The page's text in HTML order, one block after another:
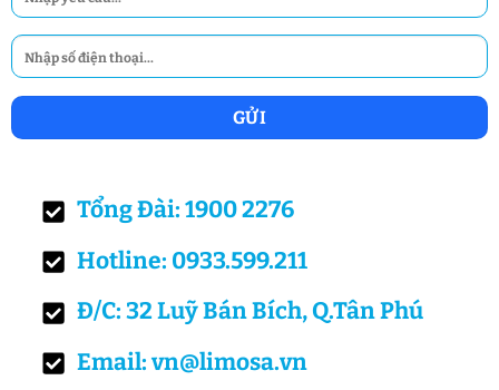
Tổng Đài: 1900 2276
Hotline: 0933.599.211
Đ/C: 32 Luỹ Bán Bích, Q.Tân Phú
Email: vn@limosa.vn